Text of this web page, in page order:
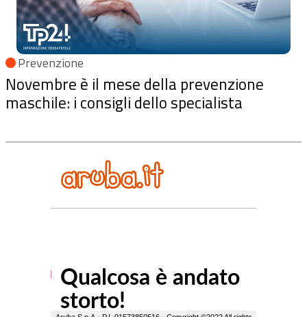
Prevenzione
Novembre è il mese della prevenzione
maschile: i consigli dello specialista